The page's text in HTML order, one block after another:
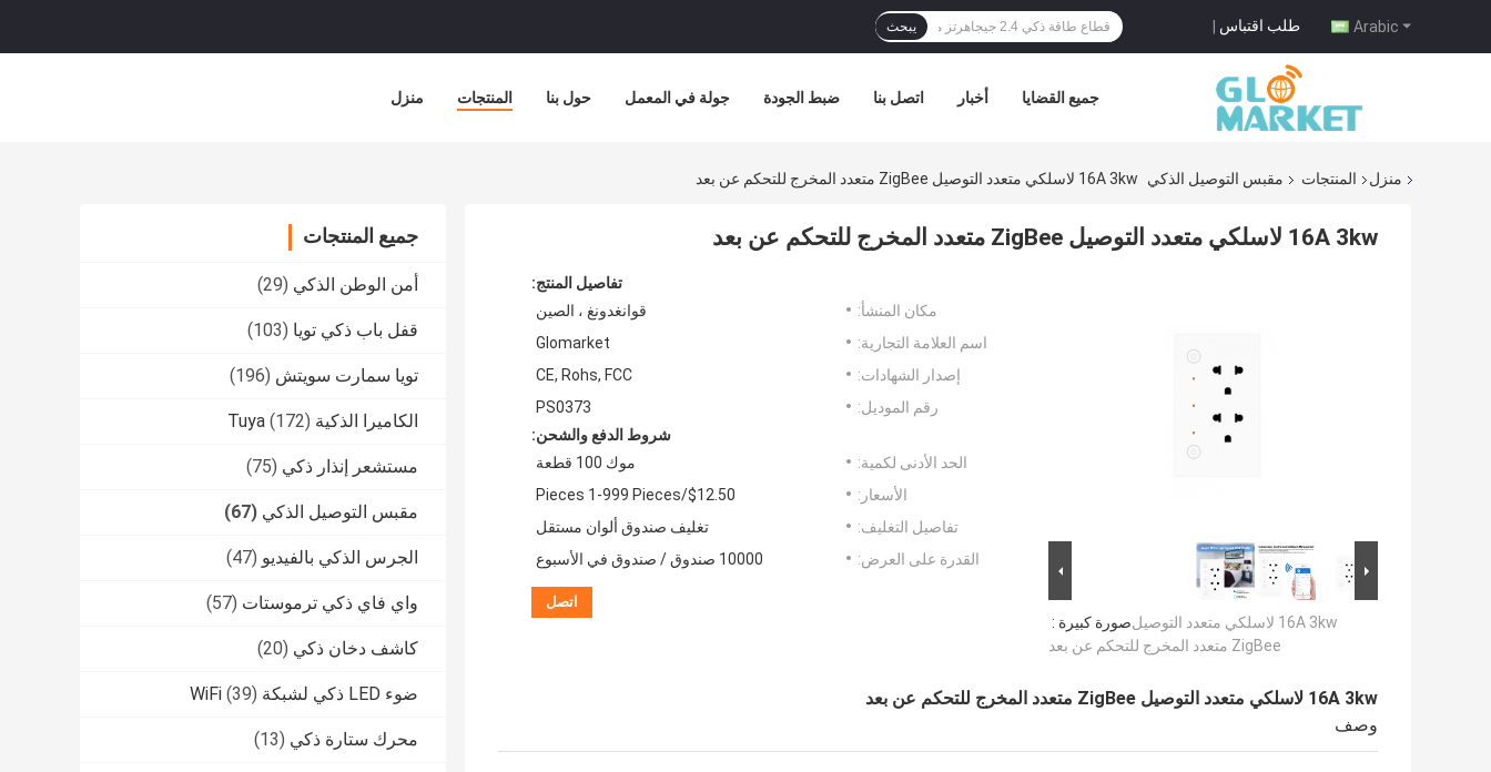
Arabic طلب اقتباس | يبحث
منزل المنتجات حول بنا جولة في المعمل ضبط الجودة اتصل بنا أخبار جميع القضايا
منزل المنتجات مقبس التوصيل الذكي 16A 3kw لاسلكي متعدد التوصيل ZigBee متعدد المخرج للتحكم عن بعد
جميع المنتجات
أمن الوطن الذكي (29)
قفل باب ذكي تويا (103)
تويا سمارت سويتش (196)
الكاميرا الذكية Tuya (172)
مستشعر إنذار ذكي (75)
مقبس التوصيل الذكي (67)
الجرس الذكي بالفيديو (47)
واي فاي ذكي ترموستات (57)
كاشف دخان ذكي (20)
ضوء LED ذكي لشبكة WiFi (39)
محرك ستارة ذكي (13)
16A 3kw لاسلكي متعدد التوصيل ZigBee متعدد المخرج للتحكم عن بعد
صورة كبيرة :16A 3kw لاسلكي متعدد التوصيل
ZigBee متعدد المخرج للتحكم عن بعد
تفاصيل المنتج:
مكان المنشأ:
قوانغدونغ ، الصين
اسم العلامة التجارية:
Glomarket
إصدار الشهادات:
CE, Rohs, FCC
رقم الموديل:
PS0373
شروط الدفع والشحن:
الحد الأدنى لكمية:
موك 100 قطعة
الأسعار:
$12.50/Pieces 1-999 Pieces
تفاصيل التغليف:
تغليف صندوق ألوان مستقل
القدرة على العرض:
10000 صندوق / صندوق في الأسبوع
اتصل
16A 3kw لاسلكي متعدد التوصيل ZigBee متعدد المخرج للتحكم عن بعد
وصف